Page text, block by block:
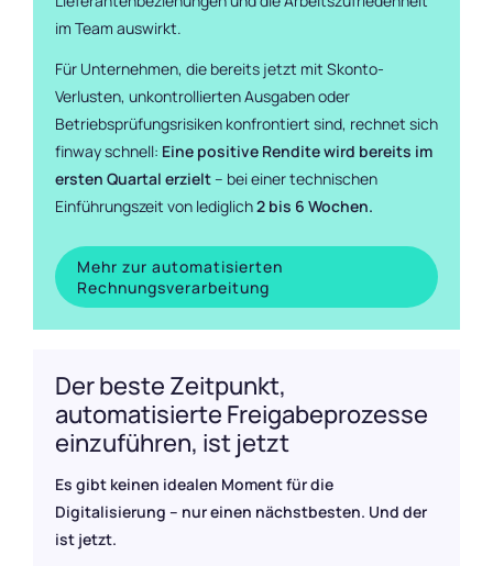
im Team auswirkt.
Für Unternehmen, die bereits jetzt mit Skonto-
Verlusten, unkontrollierten Ausgaben oder
Betriebsprüfungsrisiken konfrontiert sind, rechnet sich
finway schnell: Eine positive Rendite wird bereits im
ersten Quartal erzielt– bei einer technischen
Einführungszeit von lediglich2 bis 6 Wochen.
Mehr zur automatisierten
Rechnungsverarbeitung
Der beste Zeitpunkt,
automatisierte Freigabeprozesse
einzuführen, ist jetzt
Es gibt keinen idealen Moment für die
Digitalisierung – nur einen nächstbesten. Und der
ist jetzt.